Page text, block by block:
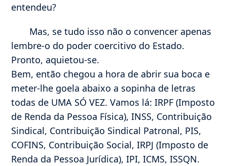
entendeu?
Mas, se tudo isso não o convencer apenas
lembre-o do poder coercitivo do Estado.
Pronto, aquietou-se.
Bem, então chegou a hora de abrir sua boca e
meter-lhe goela abaixo a sopinha de letras
todas de UMA SÓ VEZ. Vamos lá: IRPF (Imposto
de Renda da Pessoa Física), INSS, Contribuição
Sindical, Contribuição Sindical Patronal, PIS,
COFINS, Contribuição Social, IRPJ (Imposto de
Renda da Pessoa Jurídica), IPI, ICMS, ISSQN.